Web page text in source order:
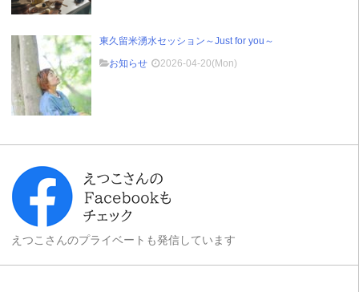
東久留米湧水セッション～Just for you～
お知らせ
2026-04-20(Mon)
えつこさんのプライベートも発信しています